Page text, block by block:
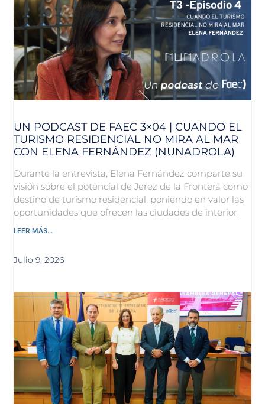
UN PODCAST DE FAEC 3×04 | CUANDO EL
TURISMO RESIDENCIAL NO MIRA AL MAR
CON ELENA FERNÁNDEZ (NUNADROLA)
Durante la entrevista, Elena Fernández comparte su
visión sobre el potencial de Jerez de la Frontera como
destino de turismo residencial, poniendo en valor las
oportunidades que ofrecen las ciudades de interior.
LEER MÁS...
Julio 9, 2026